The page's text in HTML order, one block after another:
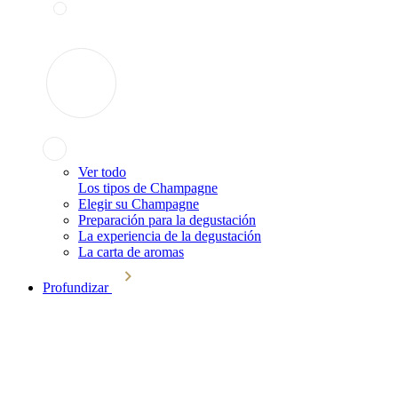
Ver todo
Los tipos de Champagne
Elegir su Champagne
Preparación para la degustación
La experiencia de la degustación
La carta de aromas
Profundizar